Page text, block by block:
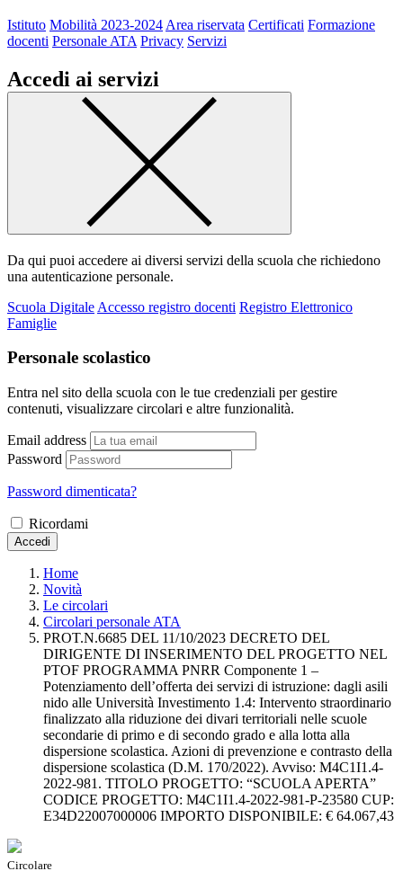
Istituto Mobilità 2023-2024 Area riservata Certificati Formazione
docenti Personale ATA Privacy Servizi
Accedi ai servizi
Da qui puoi accedere ai diversi servizi della scuola che richiedono
una autenticazione personale.
Scuola Digitale Accesso registro docenti Registro Elettronico
Famiglie
Personale scolastico
Entra nel sito della scuola con le tue credenziali per gestire
contenuti, visualizzare circolari e altre funzionalità.
Email address
Password
Password dimenticata?
Ricordami
Accedi
Home
Novità
Le circolari
Circolari personale ATA
PROT.N.6685 DEL 11/10/2023 DECRETO DEL
DIRIGENTE DI INSERIMENTO DEL PROGETTO NEL
PTOF PROGRAMMA PNRR Componente 1 –
Potenziamento dell’offerta dei servizi di istruzione: dagli asili
nido alle Università Investimento 1.4: Intervento straordinario
finalizzato alla riduzione dei divari territoriali nelle scuole
secondarie di primo e di secondo grado e alla lotta alla
dispersione scolastica. Azioni di prevenzione e contrasto della
dispersione scolastica (D.M. 170/2022). Avviso: M4C1I1.4-
2022-981. TITOLO PROGETTO: “SCUOLA APERTA”
CODICE PROGETTO: M4C1I1.4-2022-981-P-23580 CUP:
E34D22007000006 IMPORTO DISPONIBILE: € 64.067,43
Circolare